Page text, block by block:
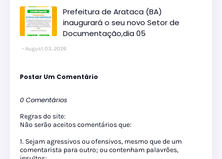
Prefeitura de Arataca (BA)
inaugurará o seu novo Setor de
Documentação,dia 05
August 03, 2026
Postar Um Comentário
0 Comentários
Regras do site:
Não serão aceitos comentários que:
1. Sejam agressivos ou ofensivos, mesmo que de um
comentarista para outro; ou contenham palavrões,